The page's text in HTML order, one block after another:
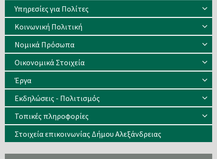
Υπηρεσίες για Πολίτες
Κοινωνική Πολιτική
Νομικά Πρόσωπα
Οικονομικά Στοιχεία
Έργα
Εκδηλώσεις - Πολιτισμός
Τοπικές πληροφορίες
Στοιχεία επικοινωνίας Δήμου Αλεξάνδρειας